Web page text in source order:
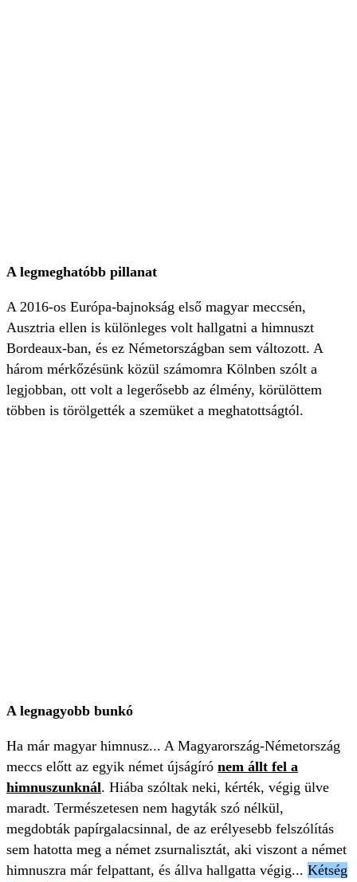
A legmeghatóbb pillanat
A 2016-os Európa-bajnokság első magyar meccsén,
Ausztria ellen is különleges volt hallgatni a himnuszt
Bordeaux-ban, és ez Németországban sem változott. A
három mérkőzésünk közül számomra Kölnben szólt a
legjobban, ott volt a legerősebb az élmény, körülöttem
többen is törölgették a szemüket a meghatottságtól.
A legnagyobb bunkó
Ha már magyar himnusz... A Magyarország-Németország
meccs előtt az egyik német újságíró nem állt fel a
himnuszunknál. Hiába szóltak neki, kérték, végig ülve
maradt. Természetesen nem hagyták szó nélkül,
megdobták papírgalacsinnal, de az erélyesebb felszólítás
sem hatotta meg a német zsurnalisztát, aki viszont a német
himnuszra már felpattant, és állva hallgatta végig... Kétség